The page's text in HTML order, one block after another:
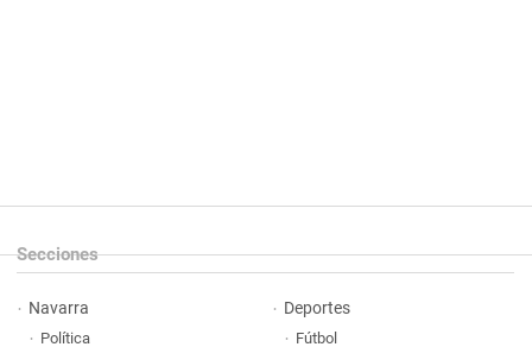
Secciones
Navarra
Política
Deportes
Fútbol